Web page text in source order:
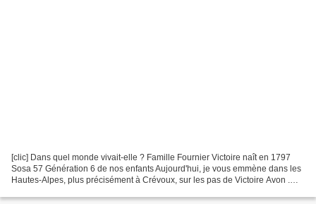
[clic] Dans quel monde vivait-elle ? Famille Fournier Victoire naît en 1797
Sosa 57 Génération 6 de nos enfants Aujourd'hui, je vous emmène dans les
Hautes-Alpes, plus précisément à Crévoux, sur les pas de Victoire Avon .